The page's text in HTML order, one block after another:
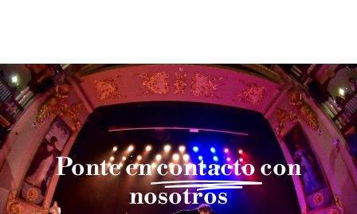
Ponte encontactocon
nosotros